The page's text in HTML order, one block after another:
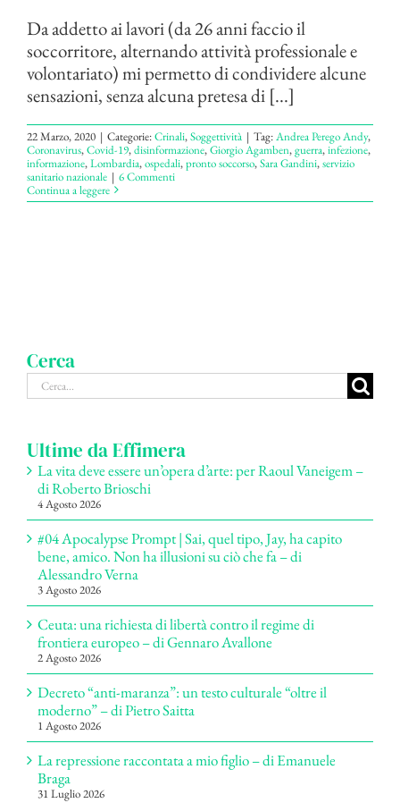
Da addetto ai lavori (da 26 anni faccio il
soccorritore, alternando attività professionale e
volontariato) mi permetto di condividere alcune
sensazioni, senza alcuna pretesa di [...]
22 Marzo, 2020 | Categorie:Crinali,Soggettività | Tag:Andrea Perego Andy,
Coronavirus,Covid-19,disinformazione,Giorgio Agamben,guerra,infezione,
informazione,Lombardia,ospedali,pronto soccorso,Sara Gandini,servizio
sanitario nazionale | 6 Commenti
Continua a leggere
Cerca
Cerca
per:
Ultime da Effimera
La vita deve essere un’opera d’arte: per Raoul Vaneigem –
di Roberto Brioschi
4 Agosto 2026
#04 Apocalypse Prompt | Sai, quel tipo, Jay, ha capito
bene, amico. Non ha illusioni su ciò che fa – di
Alessandro Verna
3 Agosto 2026
Ceuta: una richiesta di libertà contro il regime di
frontiera europeo – di Gennaro Avallone
2 Agosto 2026
Decreto “anti-maranza”: un testo culturale “oltre il
moderno” – di Pietro Saitta
1 Agosto 2026
La repressione raccontata a mio figlio – di Emanuele
Braga
31 Luglio 2026